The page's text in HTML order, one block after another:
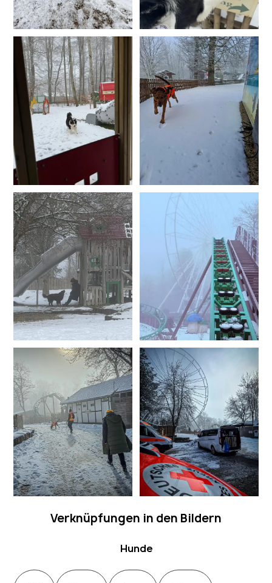
Verknüpfungen in den Bildern
Hunde